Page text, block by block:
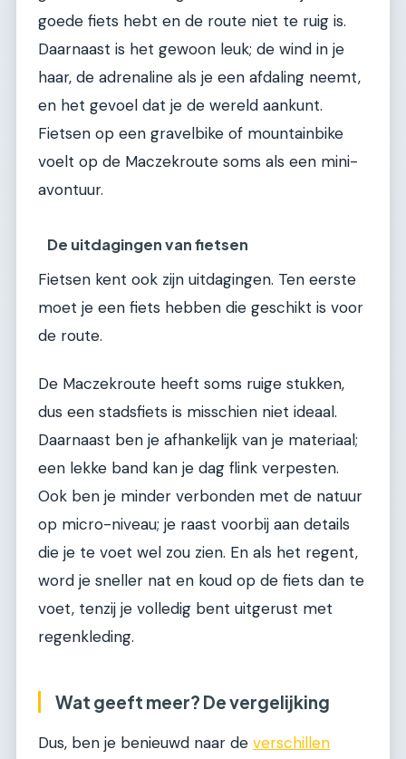
goede fiets hebt en de route niet te ruig is.
Daarnaast is het gewoon leuk; de wind in je
haar, de adrenaline als je een afdaling neemt,
en het gevoel dat je de wereld aankunt.
Fietsen op een gravelbike of mountainbike
voelt op de Maczekroute soms als een mini-
avontuur.
De uitdagingen van fietsen
Fietsen kent ook zijn uitdagingen. Ten eerste
moet je een fiets hebben die geschikt is voor
de route.
De Maczekroute heeft soms ruige stukken,
dus een stadsfiets is misschien niet ideaal.
Daarnaast ben je afhankelijk van je materiaal;
een lekke band kan je dag flink verpesten.
Ook ben je minder verbonden met de natuur
op micro-niveau; je raast voorbij aan details
die je te voet wel zou zien. En als het regent,
word je sneller nat en koud op de fiets dan te
voet, tenzij je volledig bent uitgerust met
regenkleding.
Wat geeft meer? De vergelijking
Dus, ben je benieuwd naar de verschillen